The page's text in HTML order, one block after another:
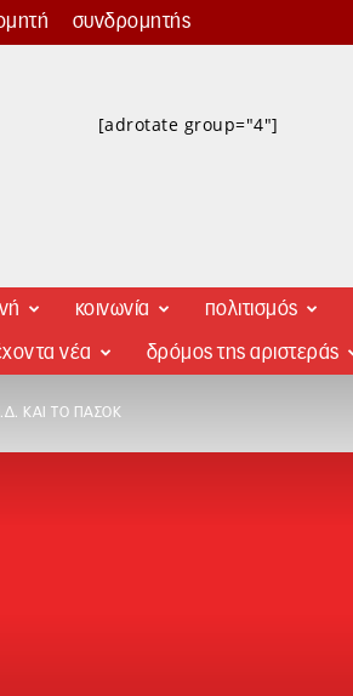
συνδρομητής
[adrotate group="4"]
κοινωνία πολιτισμός
νέα δρόμος της αριστεράς
ΚΑΙ ΤΟ ΠΑΣΟΚ